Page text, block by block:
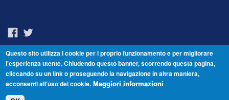
Il Giornale delle Fondazioni - Periodico telematico
Reg. Tribunale n.7 del 22/07/2014 – ISSN 2421-2466
© Fondazione Venezia 2000 - Dorsoduro 3488/U - 30123 Venezia - Italia -
Questo sito utilizza i cookie per i proprio funzionamento e per migliorare
l'esperienza utente. Chiudendo questo banner, scorrendo questa pagina,
cliccando su un link o proseguendo la navigazione in altra maniera,
acconsenti all'uso dei cookie. Maggiori informazioni